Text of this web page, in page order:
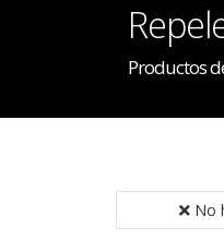
Productos
No